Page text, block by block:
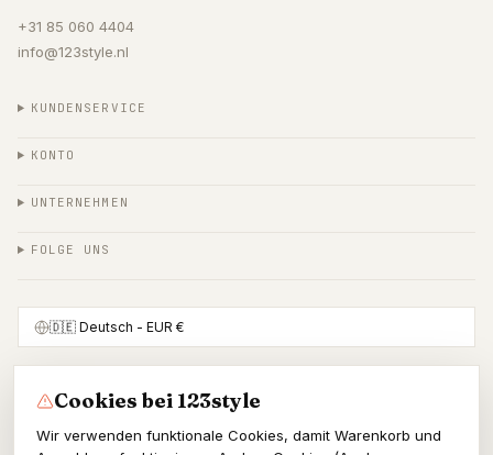
+31 85 060 4404
info@123style.nl
KUNDENSERVICE
KONTO
UNTERNEHMEN
FOLGE UNS
🇩🇪 Deutsch - EUR €
SICHER BEZAHLEN MIT
Cookies bei 123style
Wir verwenden funktionale Cookies, damit Warenkorb und